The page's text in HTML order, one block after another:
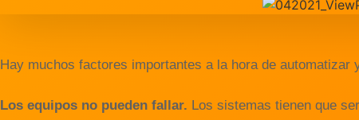
Hay muchos factores importantes a la hora de automatizar
Los equipos no pueden fallar. Los sistemas tienen que